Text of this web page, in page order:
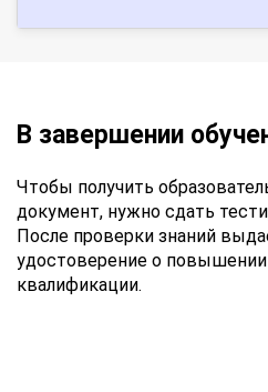
В завершении
Чтобы получить
документ, нужно сдать
После проверки знаний
удостоверение о повышении
квалификации.